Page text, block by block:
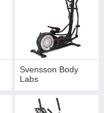
Svensson Body
Labs